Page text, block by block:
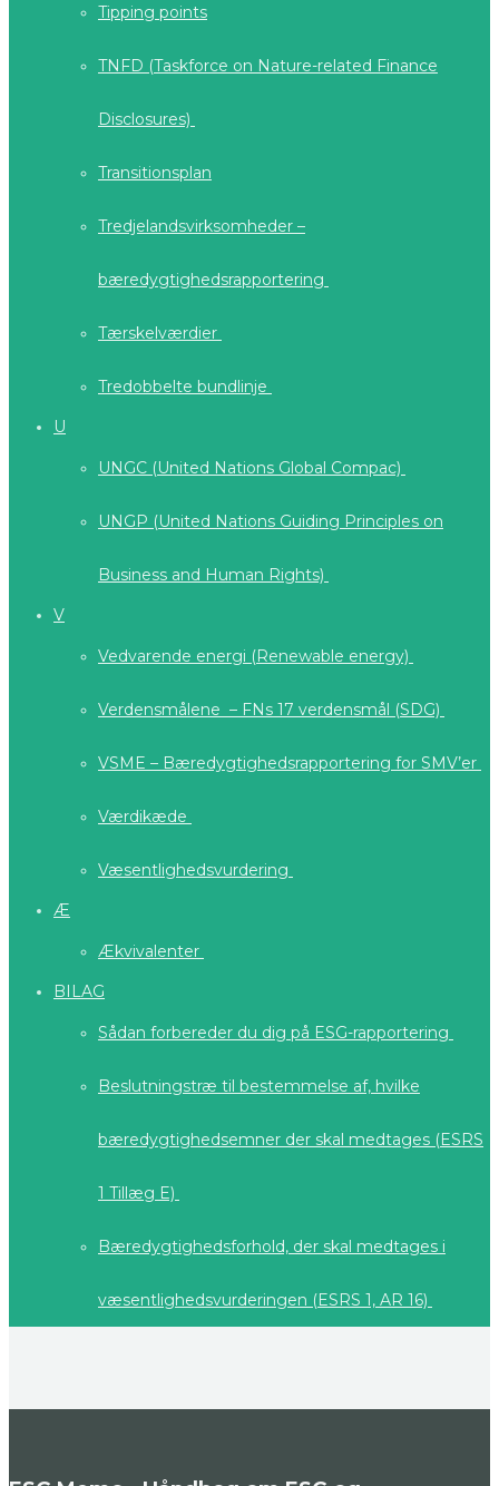
Tipping points
TNFD (Taskforce on Nature-related Finance
Disclosures)
Transitionsplan
Tredjelandsvirksomheder –
bæredygtighedsrapportering
Tærskelværdier
Tredobbelte bundlinje
U
UNGC (United Nations Global Compac)
UNGP (United Nations Guiding Principles on
Business and Human Rights)
V
Vedvarende energi (Renewable energy)
Verdensmålene – FNs 17 verdensmål (SDG)
VSME – Bæredygtighedsrapportering for SMV’er
Værdikæde
Væsentlighedsvurdering
Æ
Ækvivalenter
BILAG
Sådan forbereder du dig på ESG-rapportering
Beslutningstræ til bestemmelse af, hvilke
bæredygtighedsemner der skal medtages (ESRS
1 Tillæg E)
Bæredygtighedsforhold, der skal medtages i
væsentlighedsvurderingen (ESRS 1, AR 16)